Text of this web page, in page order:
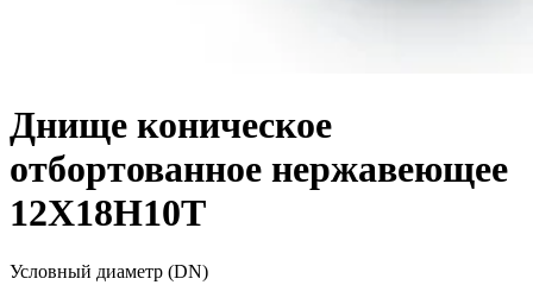
Днище коническое
отбортованное нержавеющее
12Х18Н10Т
Условный диаметр (DN)